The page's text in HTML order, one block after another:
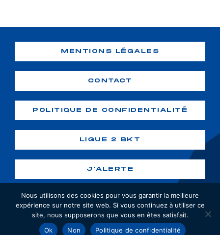
MENTIONS LÉGALES
CONTACT
POLITIQUE DE CONFIDENTIALITÉ
LIGUE 2 BKT
J'ALERTE
Copyright ©2026 GF38. Tous droits
Nous utilisons des cookies pour vous garantir la meilleure
expérience sur notre site web. Si vous continuez à utiliser ce
site, nous supposerons que vous en êtes satisfait.
Ok
Non Politique de confidentialité